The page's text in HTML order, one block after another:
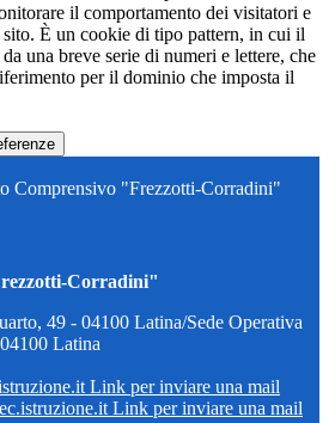
il comportamento dei visitatori e
È un cookie di tipo pattern, in cui il
una breve serie di numeri e lettere, che
per il dominio che imposta il
Comprensivo "Frezzotti-Corradini"
Corradini"
49 - 04100 Latina/Sede Operativa
Latina
Link per inviare una mail
Link per inviare una mail